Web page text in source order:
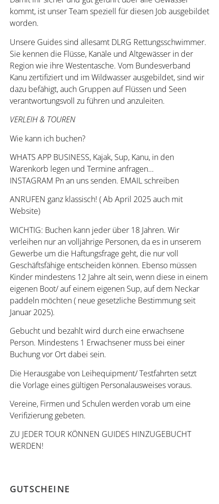
kommt, ist unser Team speziell für diesen Job ausgebildet
worden.
Unsere Guides sind allesamt DLRG Rettungsschwimmer.
Sie kennen die Flüsse, Kanäle und Altgewässer in der
Region wie ihre Westentasche. Vom Bundesverband
Kanu zertifiziert und im Wildwasser ausgebildet, sind wir
dazu befähigt, auch Gruppen auf Flüssen und Seen
verantwortungsvoll zu führen und anzuleiten.
VERLEIH & TOUREN
Wie kann ich buchen?
WHATS APP BUSINESS, Kajak, Sup, Kanu, in den
Warenkorb legen und Termine anfragen…
INSTAGRAM Pn an uns senden. EMAIL schreiben
ANRUFEN ganz klassisch! ( Ab April 2025 auch mit
Website)
WICHTIG: Buchen kann jeder über 18 Jahren. Wir
verleihen nur an volljährige Personen, da es in unserem
Gewerbe um die Haftungsfrage geht, die nur voll
Geschäftsfähige entscheiden können. Ebenso müssen
Kinder mindestens 12 Jahre alt sein, wenn diese in einem
eigenen Boot/ auf einem eigenen Sup, auf dem Neckar
paddeln möchten ( neue gesetzliche Bestimmung seit
Januar 2025).
Gebucht und bezahlt wird durch eine erwachsene
Person. Mindestens 1 Erwachsener muss bei einer
Buchung vor Ort dabei sein.
Die Herausgabe von Leihequipment/ Testfahrten setzt
die Vorlage eines gültigen Personalausweises voraus.
Vereine, Firmen und Schulen werden vorab um eine
Verifizierung gebeten.
ZU JEDER TOUR KÖNNEN GUIDES HINZUGEBUCHT
WERDEN!
GUTSCHEINE